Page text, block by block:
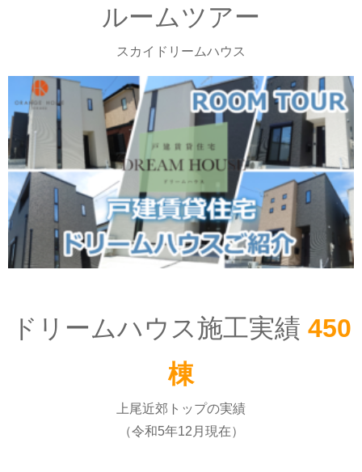
ルームツアー
スカイドリームハウス
ドリームハウス施工実績 450
棟
上尾近郊トップの実績
（令和5年12月現在）